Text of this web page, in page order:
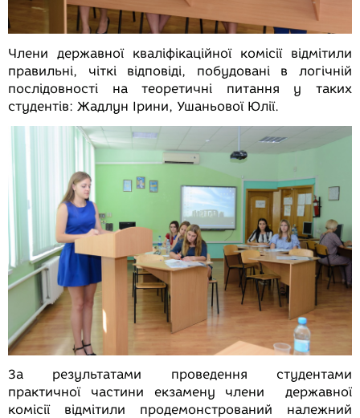
Члени державної кваліфікаційної комісії відмітили
правильні, чіткі відповіді, побудовані в логічній
послідовності на теоретичні питання у таких
студентів: Жадлун Ірини, Ушаньової Юлії.
За результатами проведення студентами
практичної частини екзамену члени державної
комісії відмітили продемонстрований належний